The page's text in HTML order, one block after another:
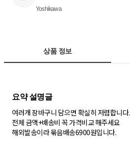
Yoshikawa
상품 정보
요약 설명글
여러개 장바구니 담으면 확실히 저렴합니다.
전체 금액+배송비 꼭 가격비교 해주세요
해외발송이라 묶음배송6900원입니다.